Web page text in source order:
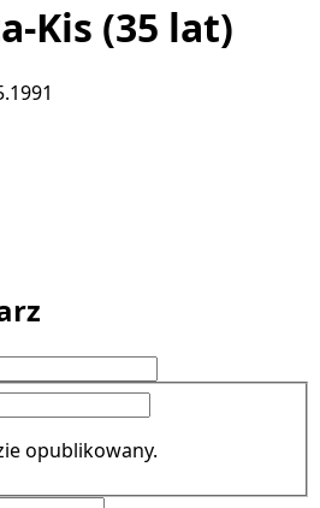
Kis (35 lat)
opublikowany.